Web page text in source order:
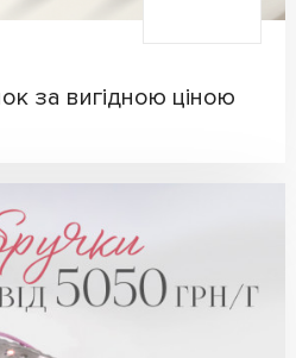
за вигідною ціною